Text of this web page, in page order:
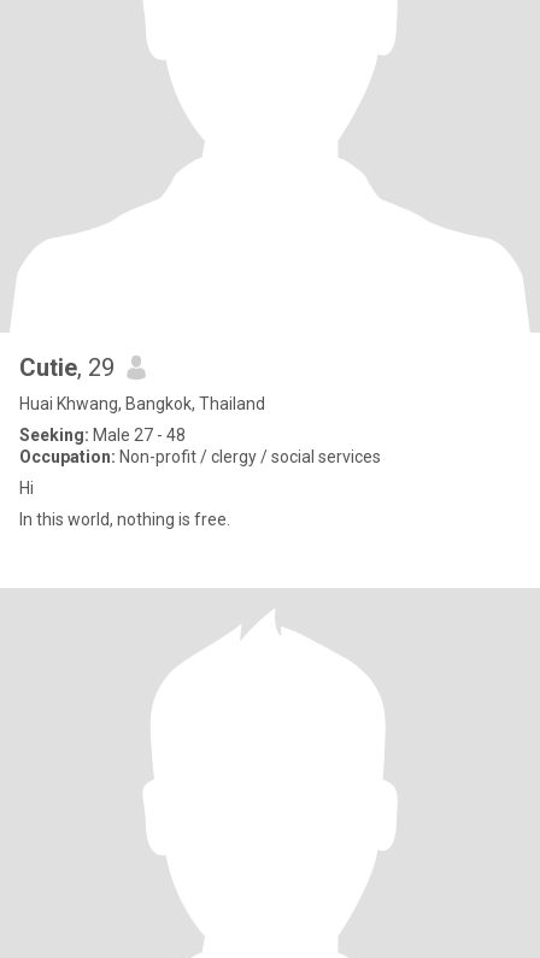
Cutie, 29
Huai Khwang, Bangkok, Thailand
Seeking: Male 27 - 48
Occupation: Non-profit / clergy / social services
Hi
In this world, nothing is free.